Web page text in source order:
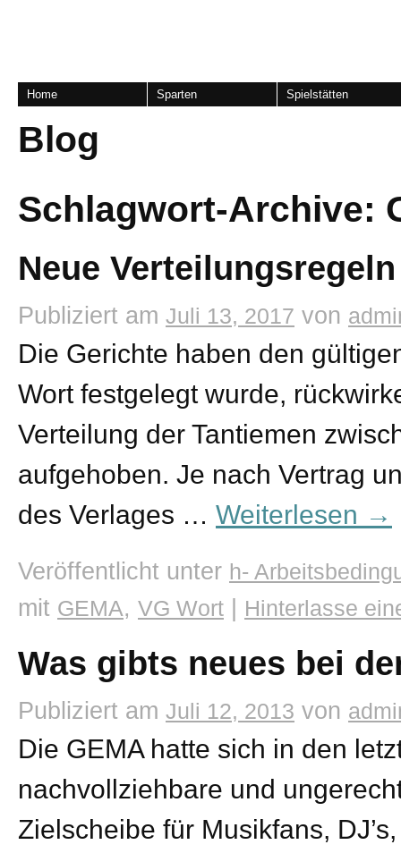
Home Sparten Spielstätten
Blog
Schlagwort-Archive:
Neue
Publiziert am Juli 13, 2017 von
Die Gerichte haben den
Wort festgelegt wurde,
Verteilung der Tantiemen
aufgehoben. Je nach Vertrag
des Verlages … Weiterlesen →
Veröffentlicht unter h-
mit GEMA, VG Wort | Hinterlasse
Was gibts neues bei
Publiziert am Juli 12, 2013 von
Die GEMA hatte sich in den
nachvollziehbare und
Zielscheibe für Musikfans,